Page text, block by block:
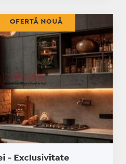
- Exclusivitate
OFERTĂ NOUĂ